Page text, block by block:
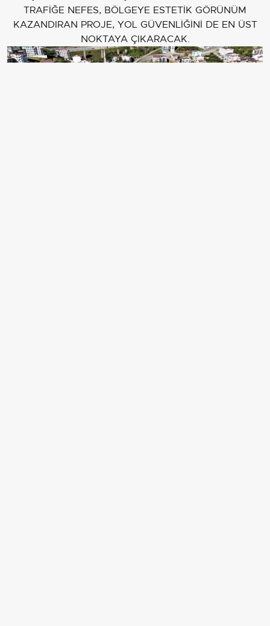
TRAFİĞE NEFES, BÖLGEYE ESTETİK GÖRÜNÜM
KAZANDIRAN PROJE, YOL GÜVENLİĞİNİ DE EN ÜST
NOKTAYA ÇIKARACAK.